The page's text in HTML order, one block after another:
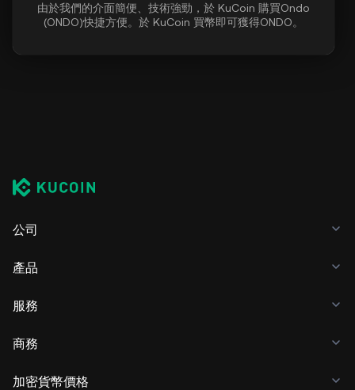
由於我們的介面簡便、技術強勁，於 KuCoin 購買Ondo
(ONDO)快捷方便。於 KuCoin 買幣即可獲得ONDO。
公司
產品
服務
商務
加密貨幣價格